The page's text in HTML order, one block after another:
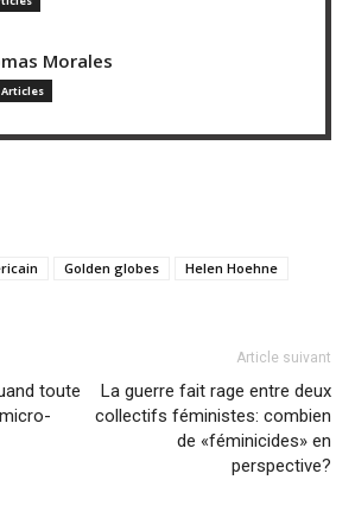
Morales
Articles
Golden globes Helen Hoehne
toute
Article suivant
La guerre fait rage entre deux
collectifs féministes: combien
de «féminicides» en
perspective?